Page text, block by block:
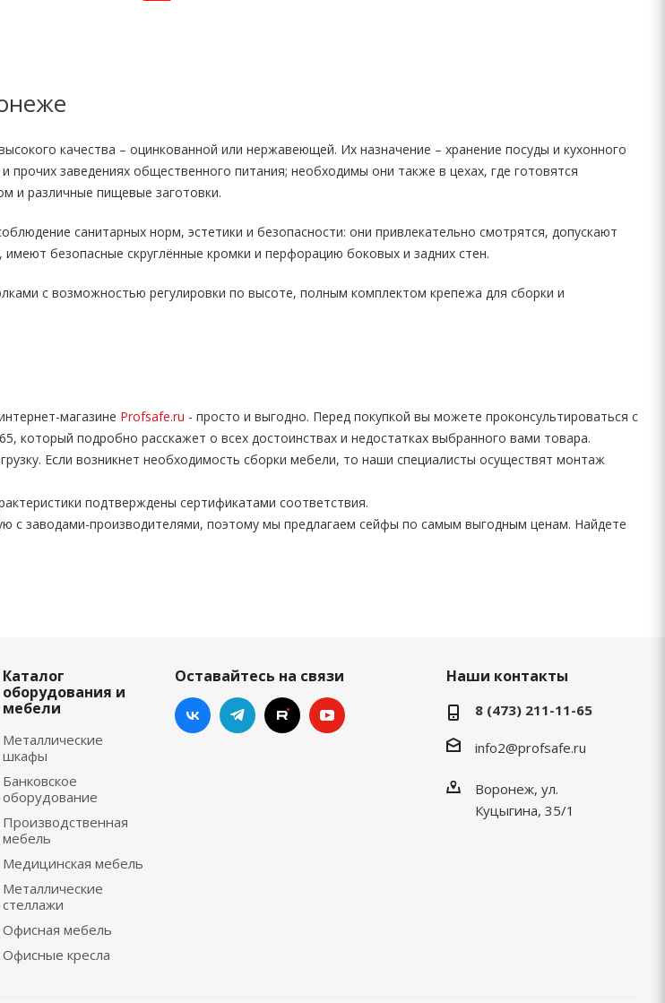
качества – оцинкованной или нержавеющей. Их назначение – хранение посуды и кухонного
прочих заведениях общественного питания; необходимы они также в цехах, где готовятся
и различные пищевые заготовки.
санитарных норм, эстетики и безопасности: они привлекательно смотрятся, допускают
безопасные скруглённые кромки и перфорацию боковых и задних стен.
с возможностью регулировки по высоте, полным комплектом крепежа для сборки и
магазине Profsafe.ru - просто и выгодно. Перед покупкой вы можете проконсультироваться с
который подробно расскажет о всех достоинствах и недостатках выбранного вами товара.
Если возникнет необходимость сборки мебели, то наши специалисты осуществят монтаж
подтверждены сертификатами соответствия.
с заводами-производителями, поэтому мы предлагаем сейфы по самым выгодным ценам. Найдете
Каталог
оборудования и
мебели
Металлические
шкафы
Банковское
оборудование
Производственная
мебель
Медицинская мебель
Металлические
стеллажи
Офисная мебель
Офисные кресла
Оставайтесь на связи Наши контакты
8 (473) 211-11-65
info2@profsafe.ru
Воронеж, ул.
Куцыгина, 35/1